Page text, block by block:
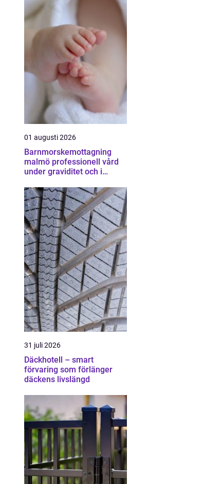
01 augusti 2026
Barnmorskemottagning
malmö professionell vård
under graviditet och i
31 juli 2026
Däckhotell – smart
förvaring som förlänger
däckens livslängd